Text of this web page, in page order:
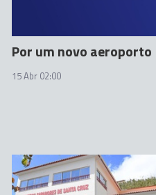
Por um novo aeroporto
15 Abr 02:00